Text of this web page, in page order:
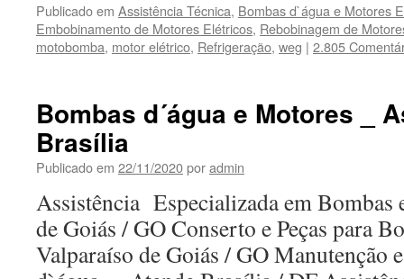
Publicado em Assistência Técnica, Bombas d`água e Motores
Embobinamento de Motores Elétricos, Rebobinagem de
motobomba, motor elétrico, Refrigeração, weg | 2.805
Bombas d´água e Motores _
Brasília
Publicado em 22/11/2020poradmin
Assistência Especializada em Bombas
de Goiás / GO Conserto e Peças para
Valparaíso de Goiás / GO Manutenção